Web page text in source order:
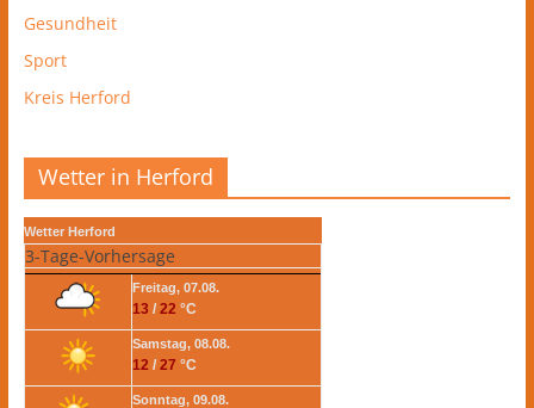
Gesundheit
Sport
Kreis Herford
Wetter in Herford
Wetter Herford
3-Tage-Vorhersage
Freitag, 07.08.
13 / 22 °C
Samstag, 08.08.
12 / 27 °C
Sonntag, 09.08.